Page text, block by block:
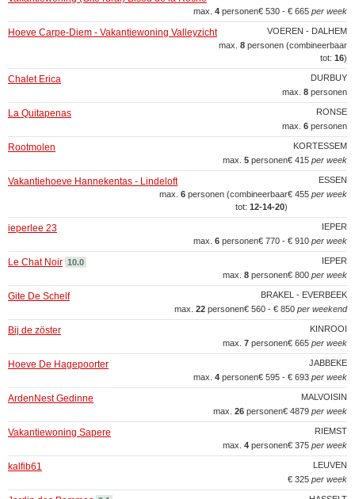
€ 530 - € 665 per week
max. 4 personen
VOEREN - DALHEM
Hoeve Carpe-Diem - Vakantiewoning Valleyzicht
max. 8 personen (combineerbaar
tot: 16)
DURBUY
Chalet Erica
max. 8 personen
RONSE
La Quitapenas
max. 6 personen
KORTESSEM
Rootmolen
€ 415 per week
max. 5 personen
ESSEN
Vakantiehoeve Hannekentas - Lindeloft
€ 455 per week
max. 6 personen (combineerbaar
tot: 12‑14‑20)
IEPER
ieperlee 23
€ 770 - € 910 per week
max. 6 personen
IEPER
Le Chat Noir 10.0
€ 800 per week
max. 8 personen
BRAKEL - EVERBEEK
Gite De Schelf
€ 560 - € 850 per weekend
max. 22 personen
KINROOI
Bij de zöster
€ 665 per week
max. 7 personen
JABBEKE
Hoeve De Hagepoorter
€ 595 - € 693 per week
max. 4 personen
MALVOISIN
ArdenNest Gedinne
€ 4879 per week
max. 26 personen
RIEMST
Vakantiewoning Sapere
€ 375 per week
max. 4 personen
LEUVEN
kalfib61
€ 325 per week